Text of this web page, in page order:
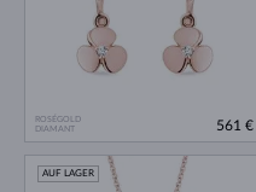
ROSÉGOLD
DIAMANT
561 €
AUF LAGER